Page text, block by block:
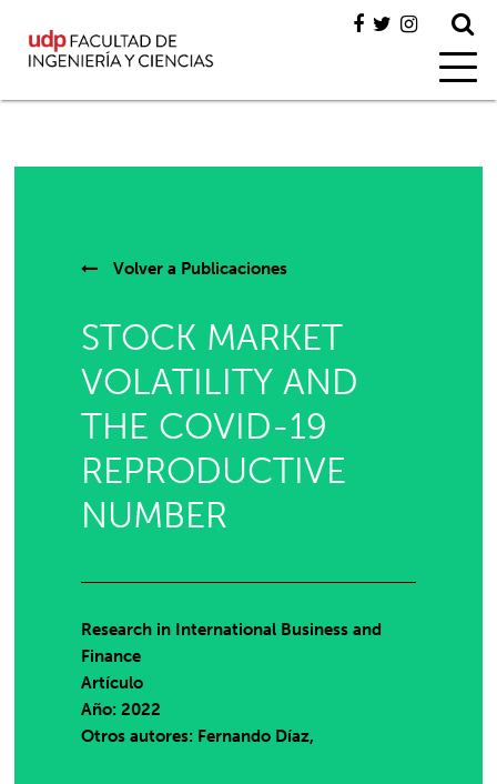
Volver a Publicaciones
STOCK MARKET
VOLATILITY AND
THE COVID-19
REPRODUCTIVE
NUMBER
Research in International Business and
Finance
Artículo
Año: 2022
Otros autores: Fernando Díaz,